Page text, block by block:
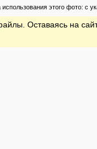
этого фото: с
Оставаясь на